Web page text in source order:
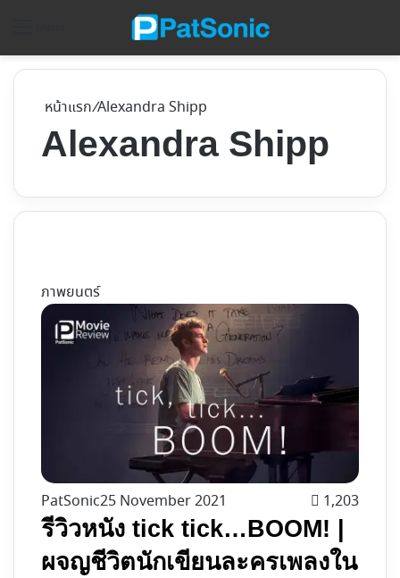
หน้าแรก/Alexandra Shipp
Alexandra Shipp
ภาพยนตร์
PatSonic25 November 2021 1,203
รีวิวหนัง tick tick…BOOM! |
ผจญชีวิตนักเขียนละครเพลงใน